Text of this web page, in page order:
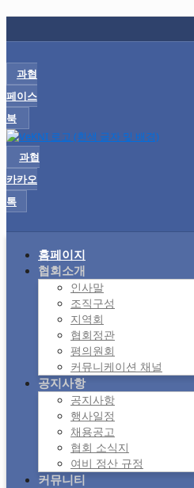
과협
페이스
북
과협
카카오
톡
홈페이지
협회소개
인사말
조직구성
지역회
협회정관
평의원회
커뮤니케이션 채널
공지사항
공지사항
행사일정
채용공고
협회 소식지
여비 정산 규정
커뮤니티